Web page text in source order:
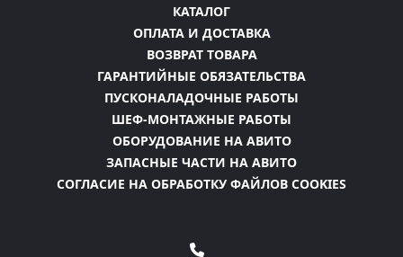
КАТАЛОГ
ОПЛАТА И ДОСТАВКА
ВОЗВРАТ ТОВАРА
ГАРАНТИЙНЫЕ ОБЯЗАТЕЛЬСТВА
ПУСКОНАЛАДОЧНЫЕ РАБОТЫ
ШЕФ-МОНТАЖНЫЕ РАБОТЫ
ОБОРУДОВАНИЕ НА АВИТО
ЗАПАСНЫЕ ЧАСТИ НА АВИТО
СОГЛАСИЕ НА ОБРАБОТКУ ФАЙЛОВ COOKIES